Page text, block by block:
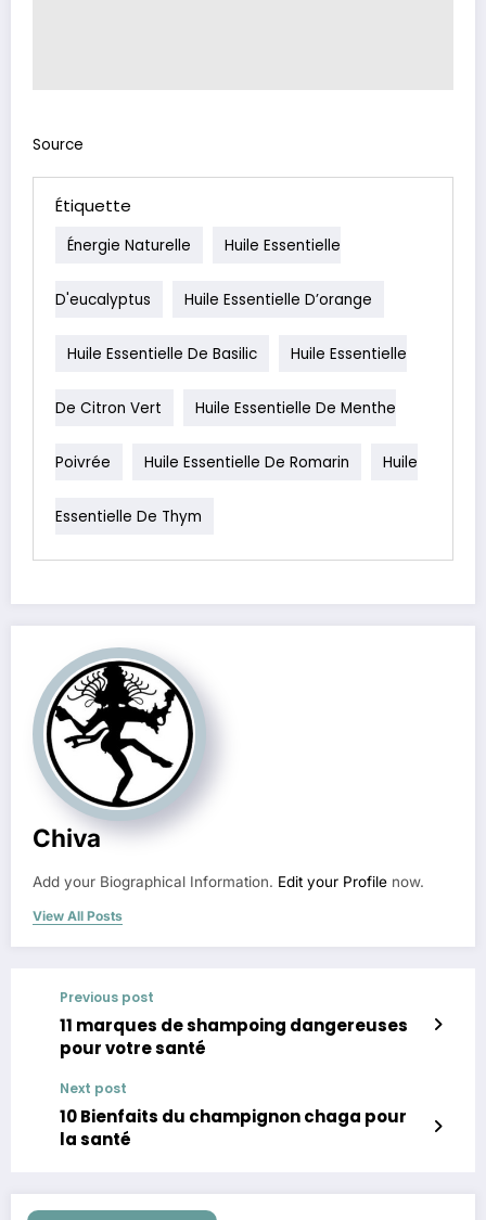
Source
Étiquette
Énergie Naturelle Huile Essentielle
D'eucalyptus Huile Essentielle D’orange
Huile Essentielle De Basilic Huile Essentielle
De Citron Vert Huile Essentielle De Menthe
Poivrée Huile Essentielle De Romarin Huile
Essentielle De Thym
Chiva
Add your Biographical Information. Edit your Profile now.
View All Posts
Previous post
11 marques de shampoing dangereuses
pour votre santé
Next post
10 Bienfaits du champignon chaga pour
la santé